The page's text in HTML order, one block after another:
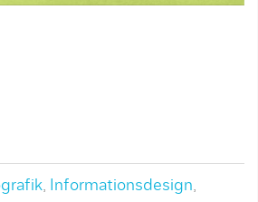
, Informationsdesign,